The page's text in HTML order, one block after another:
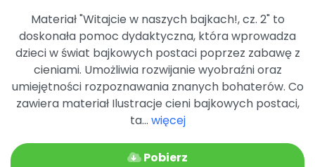
Pomoc
Materiał "Witajcie w naszych bajkach!, cz. 2" to
doskonała pomoc dydaktyczna, która wprowadza
dzieci w świat bajkowych postaci poprzez zabawę z
cieniami. Umożliwia rozwijanie wyobraźni oraz
umiejętności rozpoznawania znanych bohaterów. Co
zawiera materiał Ilustracje cieni bajkowych postaci,
ta... więcej
Pobierz